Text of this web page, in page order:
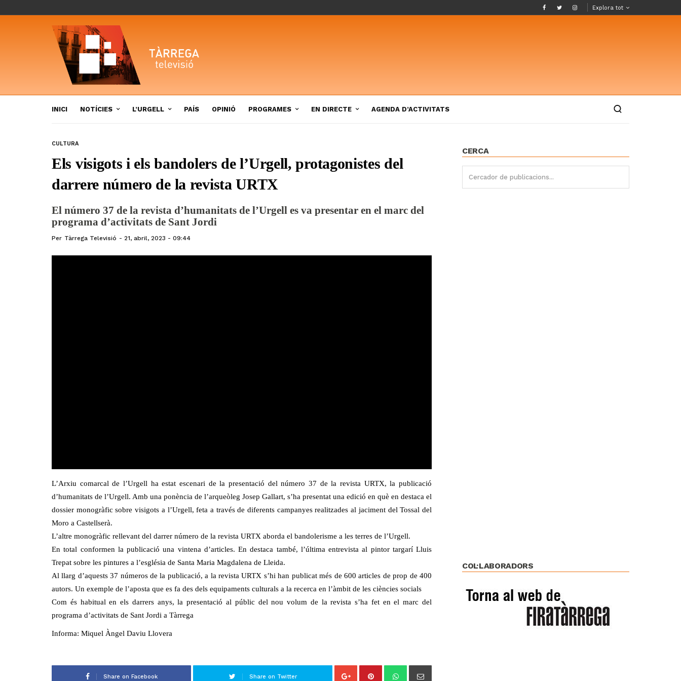
Explora tot
INICI NOTÍCIES L’URGELL PAÍS OPINIÓ PROGRAMES EN DIRECTE AGENDA D’ACTIVITATS
CULTURA
Els visigots i els bandolers de l’Urgell, protagonistes del
darrere número de la revista URTX
El número 37 de la revista d’humanitats de l’Urgell es va presentar en el marc del
programa d’activitats de Sant Jordi
Per Tàrrega Televisió 21, abril, 2023 - 09:44
L’Arxiu comarcal de l’Urgell ha estat escenari de la presentació del número 37 de la revista URTX, la publicació
d’humanitats de l’Urgell. Amb una ponència de l’arqueòleg Josep Gallart, s’ha presentat una edició en què en destaca el
dossier monogràfic sobre visigots a l’Urgell, feta a través de diferents campanyes realitzades al jaciment del Tossal del
Moro a Castellserà.
L’altre monogràfic rellevant del darrer número de la revista URTX aborda el bandolerisme a les terres de l’Urgell.
En total conformen la publicació una vintena d’articles. En destaca també, l’última entrevista al pintor targarí Lluis
Trepat sobre les pintures a l’església de Santa Maria Magdalena de Lleida.
Al llarg d’aquests 37 números de la publicació, a la revista URTX s’hi han publicat més de 600 articles de prop de 400
autors. Un exemple de l’aposta que es fa des dels equipaments culturals a la recerca en l’àmbit de les ciències socials
Com és habitual en els darrers anys, la presentació al públic del nou volum de la revista s’ha fet en el marc del
programa d’activitats de Sant Jordi a Tàrrega
Informa: Miquel Àngel Daviu Llovera
Share on Facebook Share on Twitter
CERCA
COL·LABORADORS